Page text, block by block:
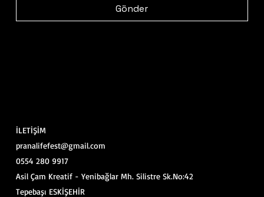
Gönder
İLETİŞİM
pranalifefest@gmail.com
0554 280 9917
Asil Çam Kreatif - Yenibağlar Mh. Silistre Sk.No:42
Tepebaşı ESKİŞEHİR